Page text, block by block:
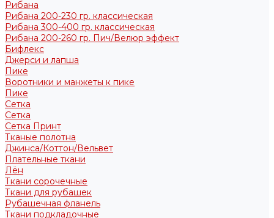
Рибана
Рибана 200-230 гр. классическая
Рибана 300-400 гр. классическая
Рибана 200-260 гр. Пич/Велюр эффект
Бифлекс
Джерси и лапша
Пике
Воротники и манжеты к пике
Пике
Сетка
Сетка
Сетка Принт
Тканые полотна
Джинса/Коттон/Вельвет
Плательные ткани
Лён
Ткани сорочечные
Ткани для рубашек
Рубашечная фланель
Ткани подкладочные